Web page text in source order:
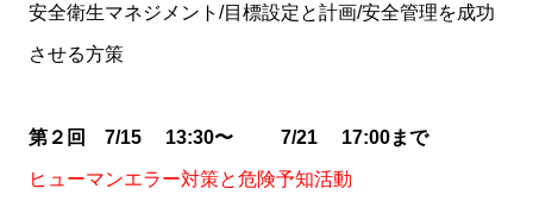
安全衛生マネジメント/目標設定と計画/安全管理を成功
させる方策
第２回 7/15 13:30〜 7/21 17:00まで
ヒューマンエラー対策と危険予知活動